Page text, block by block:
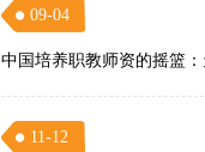
09-04
中国培养职教师资的摇篮
11-12